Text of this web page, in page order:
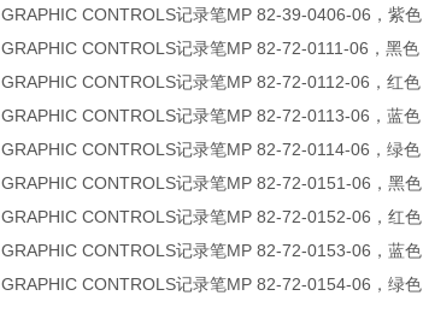
GRAPHIC CONTROLS记录笔MP 82-39-0406-06，紫色
GRAPHIC CONTROLS记录笔MP 82-72-0111-06，黑色
GRAPHIC CONTROLS记录笔MP 82-72-0112-06，红色
GRAPHIC CONTROLS记录笔MP 82-72-0113-06，蓝色
GRAPHIC CONTROLS记录笔MP 82-72-0114-06，绿色
GRAPHIC CONTROLS记录笔MP 82-72-0151-06，黑色
GRAPHIC CONTROLS记录笔MP 82-72-0152-06，红色
GRAPHIC CONTROLS记录笔MP 82-72-0153-06，蓝色
GRAPHIC CONTROLS记录笔MP 82-72-0154-06，绿色